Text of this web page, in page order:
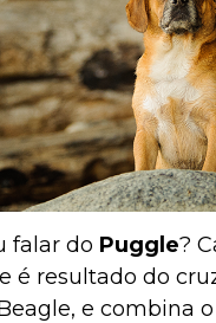
Higiene
Saúde
falar do Puggle?
é resultado do
e combina